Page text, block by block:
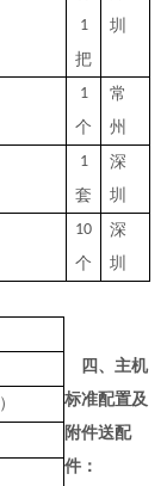
1
把
圳
1
个
常
州
1
套
深
圳
10
个
深
圳
）
四、主机
标准配置及
附件送配
件 ：